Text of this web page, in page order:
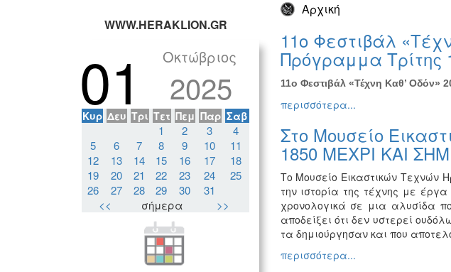
Αρχική
WWW.HERAKLION.GR
01 Οκτώβριος
2025
Κυρ Δευ Τρι Τετ Πεμ Παρ Σαβ
1 2 3
4
5
6 7 8 9 10
11
12
13 14 15 16 17
18
19
20 21 22 23 24
25
26
27 28 29 30
31
<<
σήμερα >>
11ο Φεστιβάλ
Πρόγραμμα Τρίτης
11ο Φεστιβάλ «Τέχνη Καθ’ Οδόν»
περισσότερα...
Στο Μουσείο
1850 ΜΕΧΡΙ ΚΑΙ
Το Μουσείο Εικαστικών Τεχνών
την ιστορία της τέχνης με
χρονολογικά σε μια αλυσίδα
αποδείξει ότι δεν υστερεί
τα δημιούργησαν και που
περισσότερα...